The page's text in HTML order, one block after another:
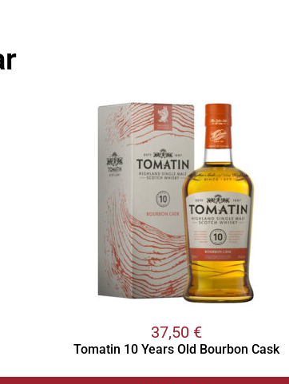
37,50 €
Tomatin 10 Years Old Bourbon Cask